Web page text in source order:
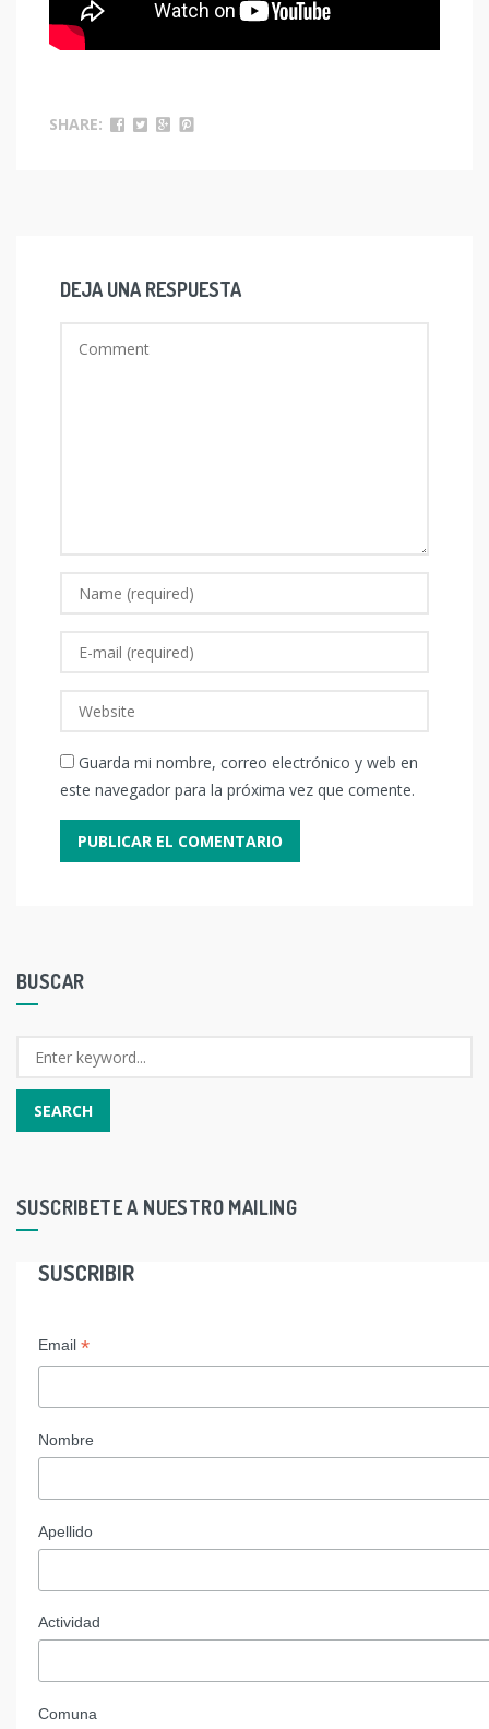
SHARE:
DEJA UNA RESPUESTA
Guarda mi nombre, correo electrónico y web en
este navegador para la próxima vez que comente.
BUSCAR
SUSCRIBETE A NUESTRO MAILING
SUSCRIBIR
Email *
Nombre
Apellido
Actividad
Comuna